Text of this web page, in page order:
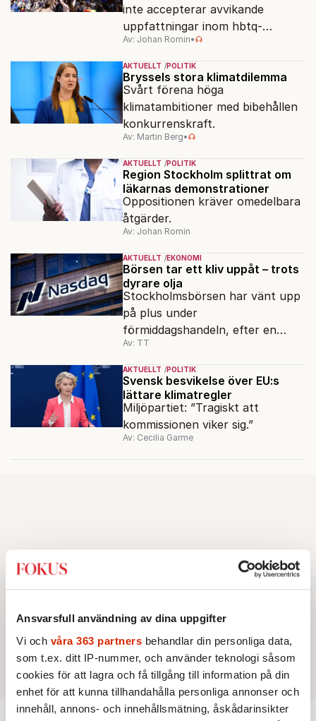
Ansvarsfull användning av dina uppgifter
Vi och våra 363 partners behandlar din personliga data,
som t.ex. ditt IP-nummer, och använder teknologi såsom
cookies för att lagra och få tillgång till information på din
enhet för att kunna tillhandahålla personliga annonser och
innehåll, annons- och innehållsmätning, åskådarinsikter
inte accepterar avvikande
uppfattningar inom hbtq-
rörelsen. "Vi har inga problem
med transpersoner", säger
ordföranden Linn Saarinen.
Av: Johan Romin•
AKTUELLT POLITIK
Bryssels stora klimatdilemma
Svårt förena höga
klimatambitioner med bibehållen
konkurrenskraft.
Av: Martin Berg•
AKTUELLT POLITIK
Region Stockholm splittrat om
läkarnas demonstrationer
Oppositionen kräver omedelbara
åtgärder.
Av: Johan Romin
AKTUELLT EKONOMI
Börsen tar ett kliv uppåt – trots
dyrare olja
Stockholmsbörsen har vänt upp
på plus under
förmiddagshandeln, efter en
inledning nedåt – trots ett högre
oljepris och AI-oro.
Av: TT
AKTUELLT POLITIK
Svensk besvikelse över EU:s
lättare klimatregler
Miljöpartiet: ”Tragiskt att
kommissionen viker sig.”
Av: Cecilia Garme